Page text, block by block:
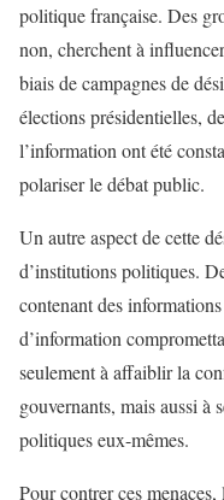
politique française. Des
non, cherchent à
biais de campagnes de
élections présidentielles,
l’information ont été
polariser le débat public.
Un autre aspect de cette
d’institutions politiques.
contenant des
d’information
seulement à affaiblir la
gouvernants, mais aussi à
politiques eux-mêmes.
Pour contrer ces